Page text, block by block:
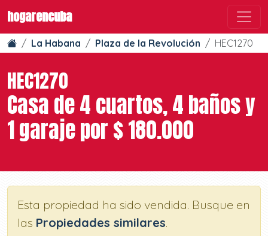
hogarencuba
La Habana Plaza de la Revolución HEC1270
HEC1270
Casa de 4 cuartos, 4 baños y
1 garaje por $ 180.000
Esta propiedad ha sido vendida. Busque en
las Propiedades similares.